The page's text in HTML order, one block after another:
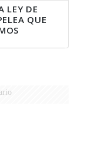
LEY DE
QUE